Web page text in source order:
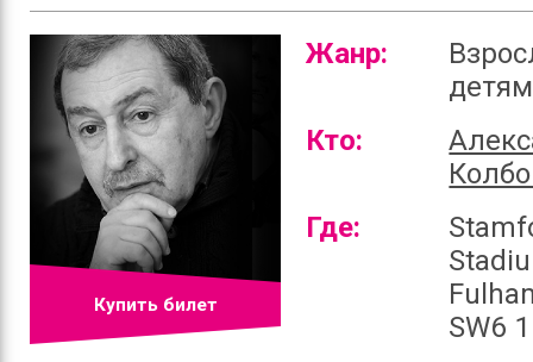
Купить билет
Жанр:
детям
Кто:
Где:
SW6